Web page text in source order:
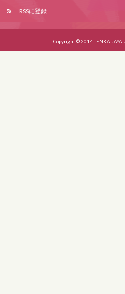
RSSに登録
Copyright © 2014 TENKA-